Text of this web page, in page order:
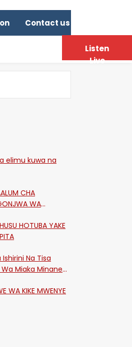
Contact us
elimu kuwa na
CHA
WA
YAKE
Na Tisa
Miaka Minane
WA KIKE MWENYE
Listen
Live